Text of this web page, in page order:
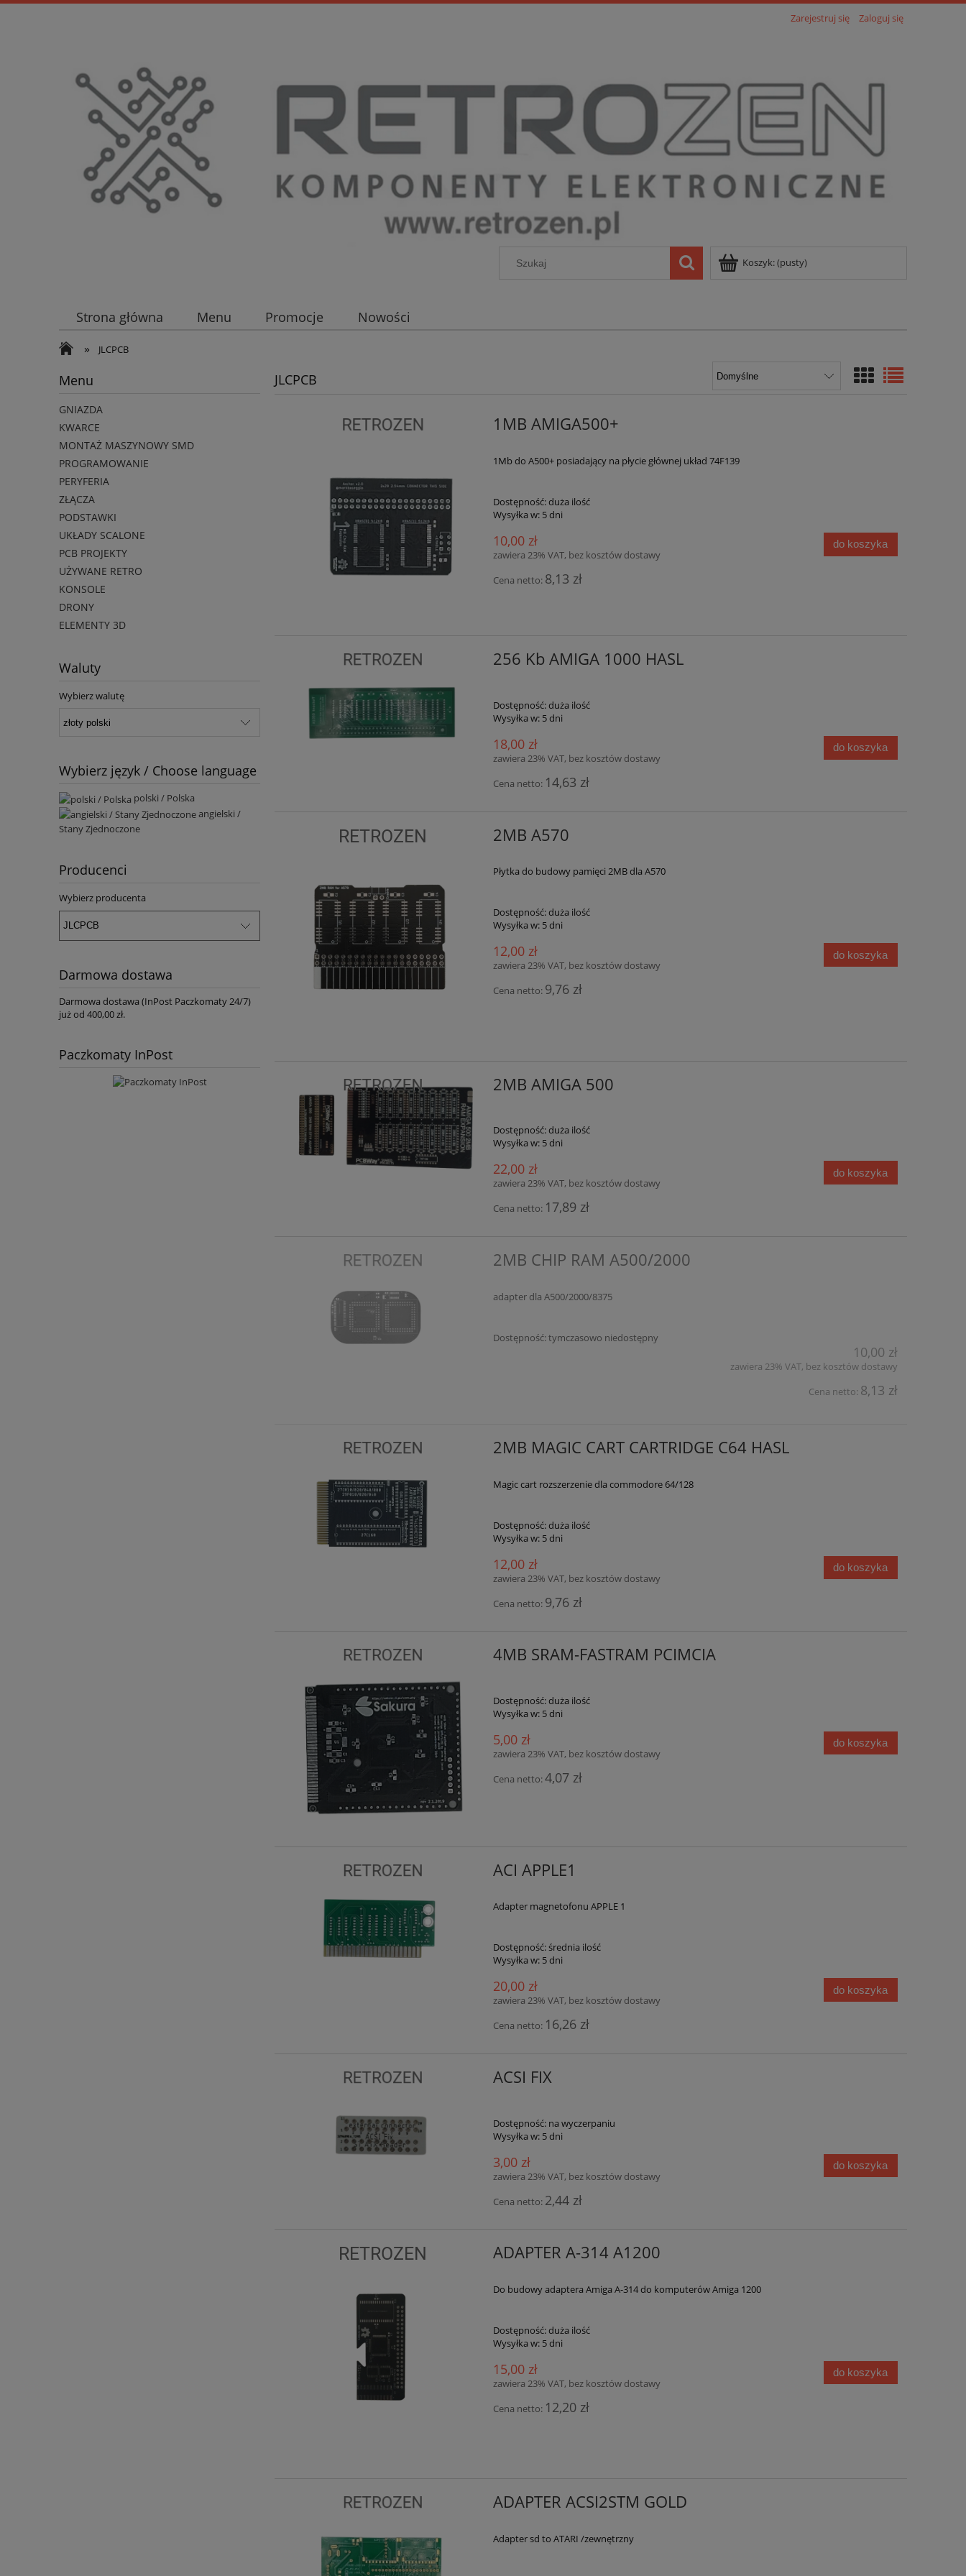
Zarejestruj się Zaloguj się
Koszyk:(pusty)
Strona główna Menu Promocje Nowości
» JLCPCB
Menu
GNIAZDA
KWARCE
MONTAŻ MASZYNOWY SMD
PROGRAMOWANIE
PERYFERIA
ZŁĄCZA
PODSTAWKI
UKŁADY SCALONE
PCB PROJEKTY
UŻYWANE RETRO
KONSOLE
DRONY
ELEMENTY 3D
Waluty
Wybierz walutę
Wybierz język / Choose language
polski / Polska
angielski /
Stany Zjednoczone
Producenci
Wybierz producenta
Darmowa dostawa
Darmowa dostawa (InPost Paczkomaty 24/7)
już od 400,00 zł.
Paczkomaty InPost
JLCPCB
1MB AMIGA500+
1Mb do A500+ posiadający na płycie głównej układ 74F139
Dostępność:duża ilość
Wysyłka w: 5 dni
10,00 zł
zawiera 23% VAT, bez kosztów dostawy
Cena netto: 8,13 zł
do koszyka
256 Kb AMIGA 1000 HASL
Dostępność:duża ilość
Wysyłka w: 5 dni
18,00 zł
zawiera 23% VAT, bez kosztów dostawy
Cena netto: 14,63 zł
do koszyka
2MB A570
Płytka do budowy pamięci 2MB dla A570
Dostępność:duża ilość
Wysyłka w: 5 dni
12,00 zł
zawiera 23% VAT, bez kosztów dostawy
Cena netto: 9,76 zł
do koszyka
2MB AMIGA 500
Dostępność:duża ilość
Wysyłka w: 5 dni
22,00 zł
zawiera 23% VAT, bez kosztów dostawy
Cena netto: 17,89 zł
do koszyka
2MB CHIP RAM A500/2000
adapter dla A500/2000/8375
Dostępność:tymczasowo niedostępny
10,00 zł
zawiera 23% VAT, bez kosztów dostawy
Cena netto: 8,13 zł
2MB MAGIC CART CARTRIDGE C64 HASL
Magic cart rozszerzenie dla commodore 64/128
Dostępność:duża ilość
Wysyłka w: 5 dni
12,00 zł
zawiera 23% VAT, bez kosztów dostawy
Cena netto: 9,76 zł
do koszyka
4MB SRAM-FASTRAM PCIMCIA
Dostępność:duża ilość
Wysyłka w: 5 dni
5,00 zł
zawiera 23% VAT, bez kosztów dostawy
Cena netto:4,07 zł
do koszyka
ACI APPLE1
Adapter magnetofonu APPLE 1
Dostępność:średnia ilość
Wysyłka w: 5 dni
20,00 zł
zawiera 23% VAT, bez kosztów dostawy
Cena netto: 16,26 zł
do koszyka
ACSI FIX
Dostępność: na wyczerpaniu
Wysyłka w: 5 dni
3,00 zł
zawiera 23% VAT, bez kosztów dostawy
Cena netto: 2,44 zł
do koszyka
ADAPTER A-314 A1200
Do budowy adaptera Amiga A-314 do komputerów Amiga 1200
Dostępność:duża ilość
Wysyłka w: 5 dni
15,00 zł
zawiera 23% VAT, bez kosztów dostawy
Cena netto: 12,20 zł
do koszyka
ADAPTER ACSI2STM GOLD
Adapter sd to ATARI /zewnętrzny